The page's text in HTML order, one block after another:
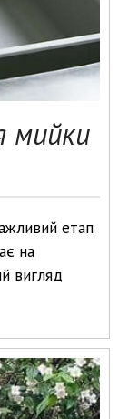
мийки
етап
на
вигляд